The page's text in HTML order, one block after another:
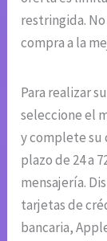
restringida.
compra a la
Para realizar
seleccione el
y complete su
plazo de 24 a
mensajería.
tarjetas de
bancaria,